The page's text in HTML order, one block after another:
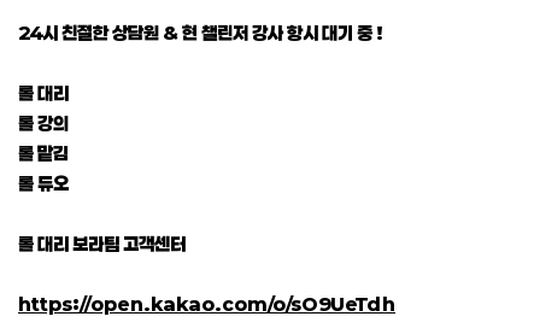
24시 친절한 상담원 & 현 챌린저 강사 항시 대기 중 !
롤 대리
롤 강의
롤 맡김
롤 듀오
롤 대리 보라팀 고객센터
https://open.kakao.com/o/sO9UeTdh